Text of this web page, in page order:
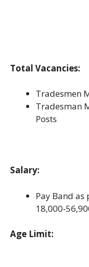
Total Vacancies:
Tradesmen
Tradesman
Posts
Salary:
Pay Band as
18,000-
Age Limit: